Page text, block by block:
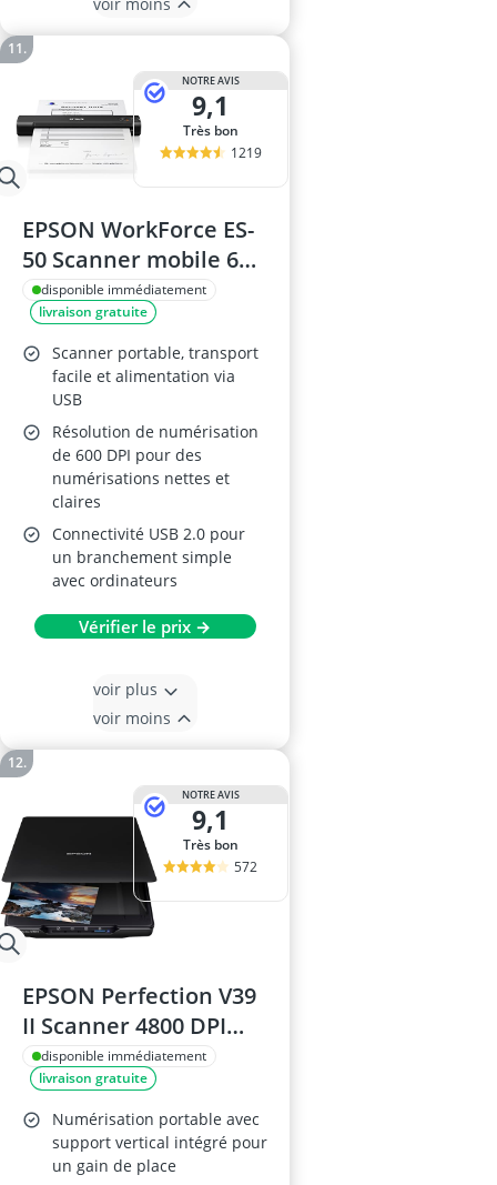
NOTRE AVIS
9,1
Très bon
1219
EPSON WorkForce ES-
50 Scanner mobile 600
DPI
disponible immédiatement
livraison gratuite
Scanner portable, transport
facile et alimentation via
USB
Résolution de numérisation
de 600 DPI pour des
numérisations nettes et
claires
Connectivité USB 2.0 pour
un branchement simple
avec ordinateurs
Vérifier le prix →
voir plus
voir moins
NOTRE AVIS
9,1
Très bon
572
EPSON Perfection V39
II Scanner 4800 DPI
USB
disponible immédiatement
livraison gratuite
Numérisation portable avec
support vertical intégré pour
un gain de place